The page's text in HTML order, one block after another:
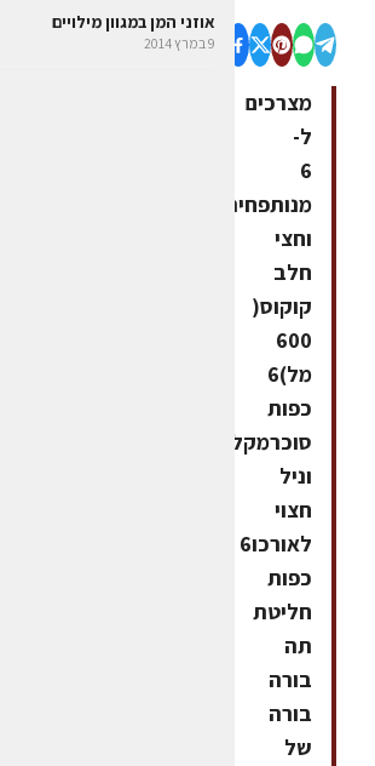
מצרכים
ל-
6
מנותפחית
וחצי
חלב
קוקוס(
600
מל)6
כפות
סוכרמקל
וניל
חצוי
לאורכו6
כפות
חליטת
תה
בורה
בורה
של
אוזני המן במגוון מילויים
9 במרץ 2014